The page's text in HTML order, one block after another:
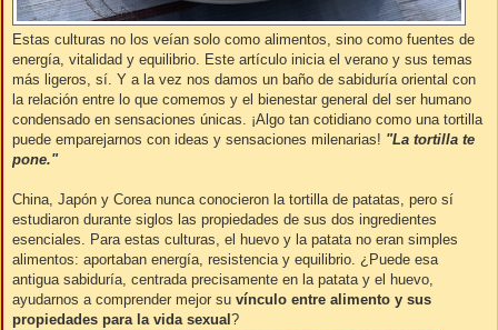
Estas culturas no los veían solo como alimentos, sino como fuentes de
energía, vitalidad y equilibrio. Este artículo inicia el verano y sus temas
más ligeros, sí. Y a la vez nos damos un baño de sabiduría oriental con
la relación entre lo que comemos y el bienestar general del ser humano
condensado en sensaciones únicas. ¡Algo tan cotidiano como una tortilla
puede emparejarnos con ideas y sensaciones milenarias! "La tortilla te
pone."
China, Japón y Corea nunca conocieron la tortilla de patatas, pero sí
estudiaron durante siglos las propiedades de sus dos ingredientes
esenciales. Para estas culturas, el huevo y la patata no eran simples
alimentos: aportaban energía, resistencia y equilibrio. ¿Puede esa
antigua sabiduría, centrada precisamente en la patata y el huevo,
ayudarnos a comprender mejor su vínculo entre alimento y sus
propiedades para la vida sexual?